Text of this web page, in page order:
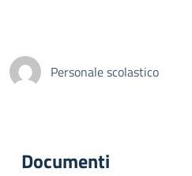
Personale scolastico
Documenti